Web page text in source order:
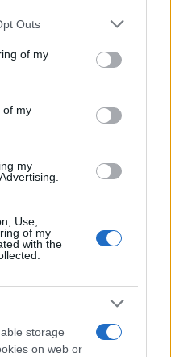
uses one or more Google
You may click to
its third-party tags to
in below Google
Outs
of my
of my
my
Use,
of my
with the
storage
on web or